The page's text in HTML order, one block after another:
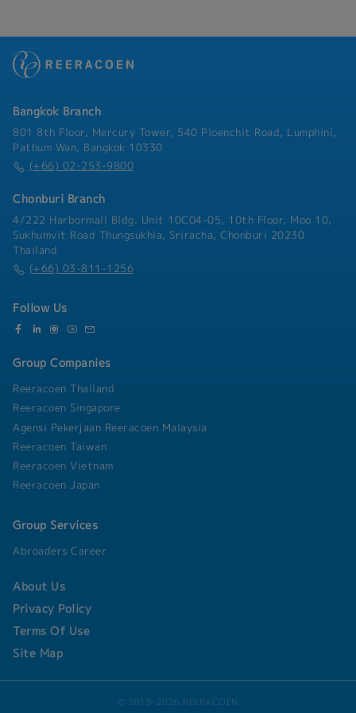
Bangkok Branch
801 8th Floor, Mercury Tower, 540 Ploenchit Road, Lumphini,
Pathum Wan, Bangkok 10330
(+66) 02-253-9800
Chonburi Branch
4/222 Harbormall Bldg. Unit 10C04-05, 10th Floor, Moo 10,
Sukhumvit Road Thungsukhla, Sriracha, Chonburi 20230
Thailand
(+66) 03-811-1256
Follow Us
Group Companies
Reeracoen Thailand
Reeracoen Singapore
Agensi Pekerjaan Reeracoen Malaysia
Reeracoen Taiwan
Reeracoen Vietnam
Reeracoen Japan
Group Services
Abroaders Career
About Us
Privacy Policy
Terms Of Use
Site Map
© 2018-2026 REERACOEN